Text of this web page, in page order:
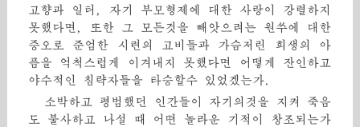
고향과 일터, 자기 부모형제에 대한 사랑이 강렬하지
못했다면, 또한 그 모든것을 빼앗으려는 원쑤에 대한
증오로 준엄한 시련의 고비들과 가슴저린 희생의 아
픔을 억척스럽게 이겨내지 못했다면 어떻게 잔인하고
야수적인 침략자들을 타승할수 있었겠는가.
소박하고 평범했던 인간들이 자기의것을 지켜 죽음
도 불사하고 나설 때 어떤 놀라운 기적이 창조되는가